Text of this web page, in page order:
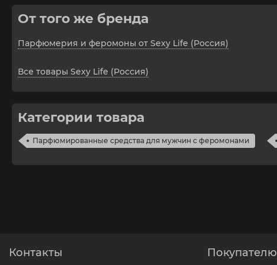
От того же бренда
Парфюмерия и феромоны от Sexy Life (Россия)
Все товары Sexy Life (Россия)
Категории товара
Парфюмированные средства для мужчин с феромонами
Контакты Покупателю